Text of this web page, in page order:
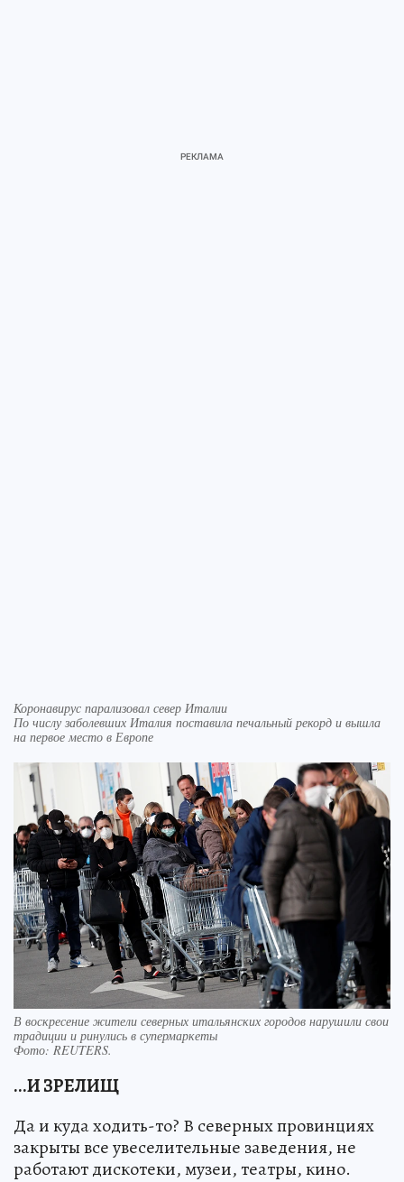
Коронавирус парализовал север Италии
По числу заболевших Италия поставила печальный рекорд и вышла
на первое место в Европе
В воскресение жители северных итальянских городов нарушили свои
традиции и ринулись в супермаркеты
Фото: REUTERS.
...И ЗРЕЛИЩ
Да и куда ходить-то? В северных провинциях
закрыты все увеселительные заведения, не
работают дискотеки, музеи, театры, кино.